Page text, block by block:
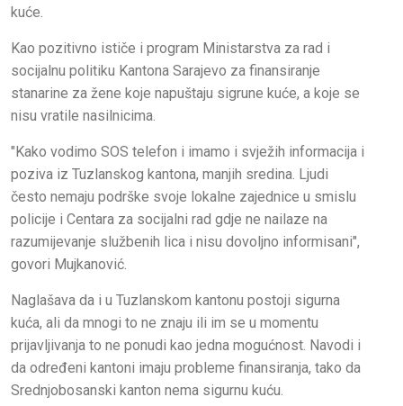
kuće.
Kao pozitivno ističe i program Ministarstva za rad i
socijalnu politiku Kantona Sarajevo za finansiranje
stanarine za žene koje napuštaju sigrune kuće, a koje se
nisu vratile nasilnicima.
"Kako vodimo SOS telefon i imamo i svježih informacija i
poziva iz Tuzlanskog kantona, manjih sredina. Ljudi
često nemaju podrške svoje lokalne zajednice u smislu
policije i Centara za socijalni rad gdje ne nailaze na
razumijevanje službenih lica i nisu dovoljno informisani",
govori Mujkanović.
Naglašava da i u Tuzlanskom kantonu postoji sigurna
kuća, ali da mnogi to ne znaju ili im se u momentu
prijavljivanja to ne ponudi kao jedna mogućnost. Navodi i
da određeni kantoni imaju probleme finansiranja, tako da
Srednjobosanski kanton nema sigurnu kuću.